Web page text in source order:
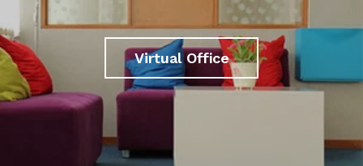
Virtual Office